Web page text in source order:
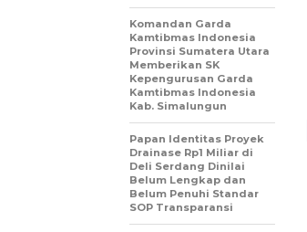
Komandan Garda
Kamtibmas Indonesia
Provinsi Sumatera Utara
Memberikan SK
Kepengurusan Garda
Kamtibmas Indonesia
Kab. Simalungun
Papan Identitas Proyek
Drainase Rp1 Miliar di
Deli Serdang Dinilai
Belum Lengkap dan
Belum Penuhi Standar
SOP Transparansi